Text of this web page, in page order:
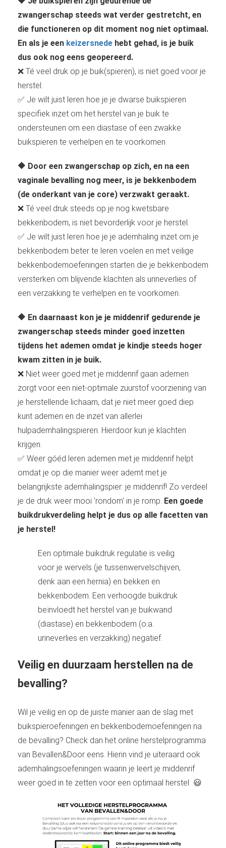
zwangerschap steeds wat verder gestretcht, en
die functioneren op dit moment nog niet optimaal.
En als je een keizersnede hebt gehad, is je buik
dus ook nog eens geopereerd.
❌ Té veel druk op je buik(spieren), is niet goed voor je
herstel.
✅ Je wilt juist leren hoe je je dwarse buikspieren
specifiek inzet om het herstel van je buik te
ondersteunen om een diastase of een zwakke
buikspieren te verhelpen en te voorkomen
🔶 Door een zwangerschap op zich, en na een
vaginale bevalling nog meer, is je bekkenbodem
(de onderkant van je core) verzwakt geraakt.
❌ Té veel druk steeds op je nog kwetsbare
bekkenbodem, is niet bevorderlijk voor je herstel.
✅ Je wilt juist leren hoe je je ademhaling inzet om je
bekkenbodem beter te leren voelen en met veilige
bekkenbodemoefeningen starten die je bekkenbodem
versterken om blijvende klachten als urineverlies of
een verzakking te verhelpen en te voorkomen.
🔶 En daarnaast kon je je middenrif gedurende je
zwangerschap steeds minder goed inzetten
tijdens het ademen omdat je kindje steeds hoger
kwam zitten in je buik.
❌ Niet weer goed met je middenrif gaan ademen
zorgt voor een niet-optimale zuurstof voorziening van
je herstellende lichaam, dat je niet meer goed diep
kunt ademen en de inzet van allerlei
hulpademhalingspieren. Hierdoor kun je klachten
krijgen.
✅ Weer góéd leren ademen met je middenrif helpt
omdat je op die manier weer ademt met je
belangrijkste ademhalingspier: je middenrif! Zo verdeel
je de druk weer mooi 'rondom' in je romp. Een goede
buikdrukverdeling helpt je dus op alle facetten van
je herstel!
Een optimale buikdruk regulatie is veilig
voor je wervels (je tussenwervelschijven,
denk aan een hernia) en bekken en
bekkenbodem. Een verhoogde buikdruk
beïnvloedt het herstel van je buikwand
(diastase) en bekkenbodem (o.a.
urineverlies en verzakking) negatief.
Veilig en duurzaam herstellen na de
bevalling?
Wil je veilig en op de juiste manier aan de slag met
buikspieroefeningen en bekkenbodemoefeningen na
de bevalling? Check dan het online herstelprogramma
van Bevallen&Door eens. Hierin vind je uiteraard ook
ademhalingsoefeningen waarin je leert je middenrif
weer goed in te zetten voor een optimaal herstel 😃